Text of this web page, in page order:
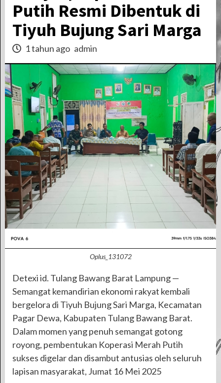
Putih Resmi Dibentuk di
Tiyuh Bujung Sari Marga
1 tahun ago admin
Oplus_131072
Detexi id. Tulang Bawang Barat Lampung —
Semangat kemandirian ekonomi rakyat kembali
bergelora di Tiyuh Bujung Sari Marga, Kecamatan
Pagar Dewa, Kabupaten Tulang Bawang Barat.
Dalam momen yang penuh semangat gotong
royong, pembentukan Koperasi Merah Putih
sukses digelar dan disambut antusias oleh seluruh
lapisan masyarakat, Jumat 16 Mei 2025